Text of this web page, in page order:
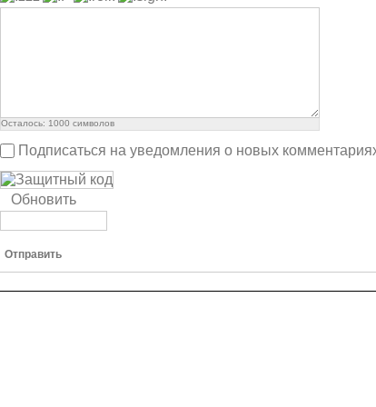
Осталось: 1000 символов
Подписаться на уведомления о новых
Обновить
Отправить